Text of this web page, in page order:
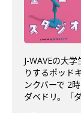
J-WAVEの大
りするポッド
ンクバーで 2
ダベドリ。「